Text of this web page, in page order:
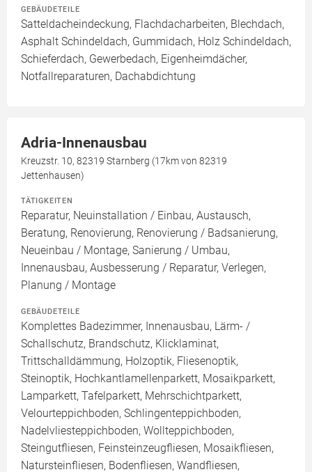
GEBÄUDETEILE
Satteldacheindeckung, Flachdacharbeiten, Blechdach,
Asphalt Schindeldach, Gummidach, Holz Schindeldach,
Schieferdach, Gewerbedach, Eigenheimdächer,
Notfallreparaturen, Dachabdichtung
Adria-Innenausbau
Kreuzstr. 10, 82319 Starnberg (17km von 82319
Jettenhausen)
TÄTIGKEITEN
Reparatur, Neuinstallation / Einbau, Austausch,
Beratung, Renovierung, Renovierung / Badsanierung,
Neueinbau / Montage, Sanierung / Umbau,
Innenausbau, Ausbesserung / Reparatur, Verlegen,
Planung / Montage
GEBÄUDETEILE
Komplettes Badezimmer, Innenausbau, Lärm- /
Schallschutz, Brandschutz, Klicklaminat,
Trittschalldämmung, Holzoptik, Fliesenoptik,
Steinoptik, Hochkantlamellenparkett, Mosaikparkett,
Lamparkett, Tafelparkett, Mehrschichtparkett,
Velourteppichboden, Schlingenteppichboden,
Nadelvliesteppichboden, Wollteppichboden,
Steingutfliesen, Feinsteinzeugfliesen, Mosaikfliesen,
Natursteinfliesen, Bodenfliesen, Wandfliesen,